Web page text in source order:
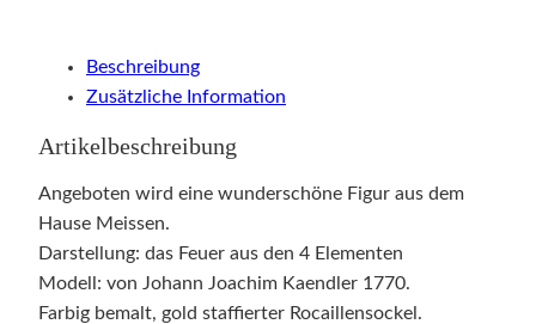
Beschreibung
Zusätzliche Information
Artikelbeschreibung
Angeboten wird eine wunderschöne Figur aus dem
Hause Meissen.
Darstellung: das Feuer aus den 4 Elementen
Modell: von Johann Joachim Kaendler 1770.
Farbig bemalt, gold staffierter Rocaillensockel.